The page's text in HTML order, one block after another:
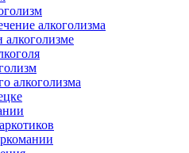
алкоголизма
алкоголизме
алкоголизма